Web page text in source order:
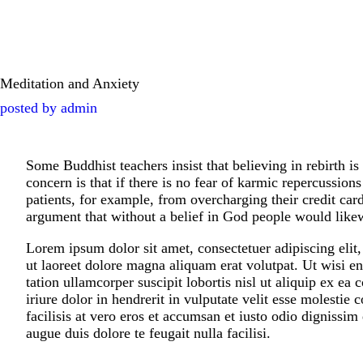
Meditation and Anxiety
posted by admin
Some Buddhist teachers insist that believing in rebirth
concern is that if there is no fear of karmic
patients, for example, from overcharging their credit
argument that without a belief in God people would
Lorem ipsum dolor sit amet, consectetuer adipiscing
ut laoreet dolore magna aliquam erat volutpat. Ut wisi
tation ullamcorper suscipit lobortis nisl ut aliquip ex ea
iriure dolor in hendrerit in vulputate velit esse molestie
facilisis at vero eros et accumsan et iusto odio
augue duis dolore te feugait nulla facilisi.